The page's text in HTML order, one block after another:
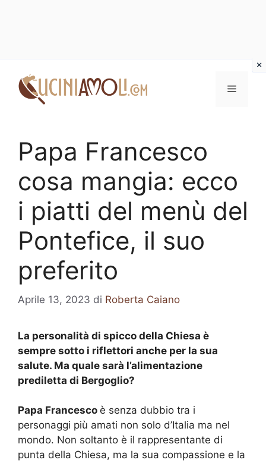
contenuto
Menu
Papa Francesco
cosa mangia: ecco
i piatti del menù del
Pontefice, il suo
preferito
Aprile 13, 2023 di Roberta Caiano
La personalità di spicco della Chiesa è
sempre sotto i riflettori anche per la sua
salute. Ma quale sarà l’alimentazione
prediletta di Bergoglio?
Papa Francesco è senza dubbio tra i
personaggi più amati non solo d’Italia ma nel
mondo. Non soltanto è il rappresentante di
punta della Chiesa, ma la sua compassione e la